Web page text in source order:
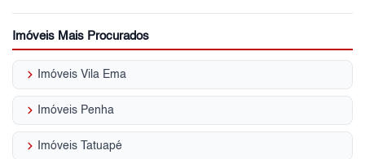
Imóveis Mais Procurados
keyboard_arrow_right Imóveis Vila Ema
keyboard_arrow_right Imóveis Penha
keyboard_arrow_right Imóveis Tatuapé